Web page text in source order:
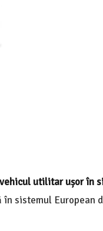
utilitar ușor în
în sistemul European